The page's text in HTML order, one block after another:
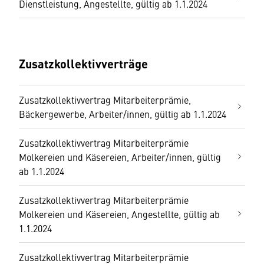
Dienstleistung, Angestellte, gültig ab 1.1.2024
Zusatzkollektivverträge
Zusatzkollektivvertrag Mitarbeiterprämie,
Bäckergewerbe, Arbeiter/innen, gültig ab 1.1.2024
Zusatzkollektivvertrag Mitarbeiterprämie
Molkereien und Käsereien, Arbeiter/innen, gültig
ab 1.1.2024
Zusatzkollektivvertrag Mitarbeiterprämie
Molkereien und Käsereien, Angestellte, gültig ab
1.1.2024
Zusatzkollektivvertrag Mitarbeiterprämie